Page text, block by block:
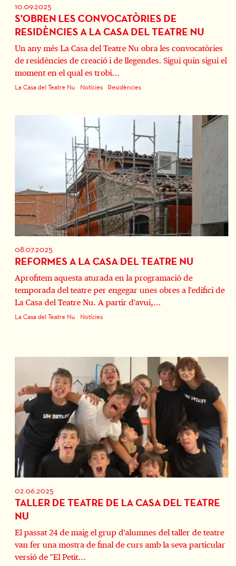
10.09.2025
S'OBREN LES CONVOCATÒRIES DE
RESIDÈNCIES A LA CASA DEL TEATRE NU
Un any més La Casa del Teatre Nu obra les convocatòries
de residències de creació i de llegendes. Sigui quin sigui el
moment en el qual es trobi...
La Casa del Teatre Nu Notícies Residències
08.07.2025
REFORMES A LA CASA DEL TEATRE NU
Aprofitem aquesta aturada en la programació de
temporada del teatre per engegar unes obres a l'edifici de
La Casa del Teatre Nu. A partir d'avui,...
La Casa del Teatre Nu Notícies
02.06.2025
TALLER DE TEATRE DE LA CASA DEL TEATRE
NU
El passat 24 de maig el grup d'alumnes del taller de teatre
van fer una mostra de final de curs amb la seva particular
versió de "El Petit...